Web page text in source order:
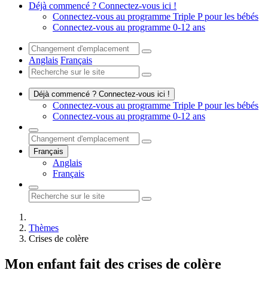
Déjà commencé ? Connectez-vous ici !
Connectez-vous au programme Triple P pour les bébés
Connectez-vous au programme 0-12 ans
Anglais Français
Déjà commencé ? Connectez-vous ici !
Connectez-vous au programme Triple P pour les bébés
Connectez-vous au programme 0-12 ans
Français
Anglais
Français
Thèmes
Crises de colère
Mon enfant fait des crises de colère